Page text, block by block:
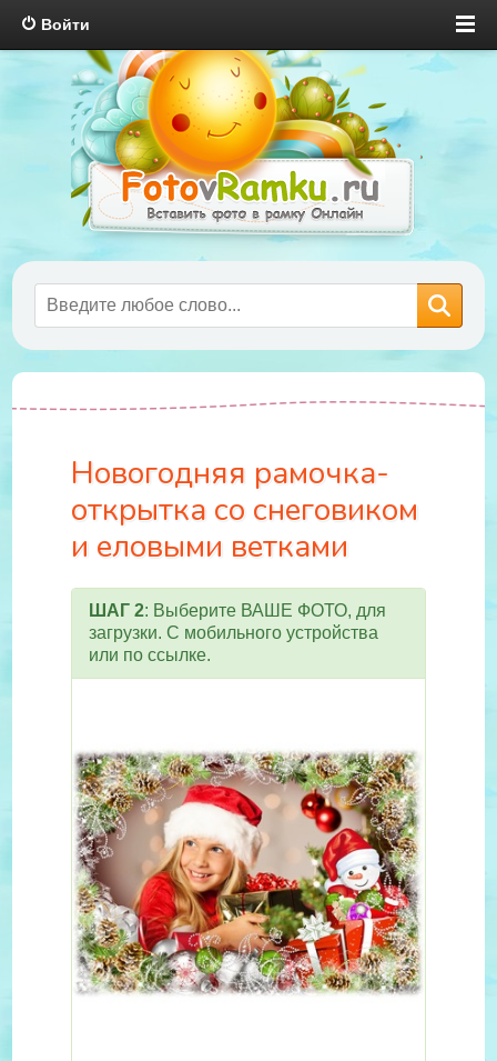
Войти
Новогодняя рамочка-
открытка со снеговиком
и еловыми ветками
ШАГ 2: Выберите ВАШЕ ФОТО, для
загрузки. С мобильного устройства
или по ссылке.